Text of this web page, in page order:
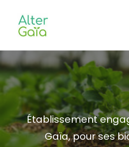
Accueil
Professionnels
Habitants
Blog
L’aventure
Établissement
Gaïa, pour ses